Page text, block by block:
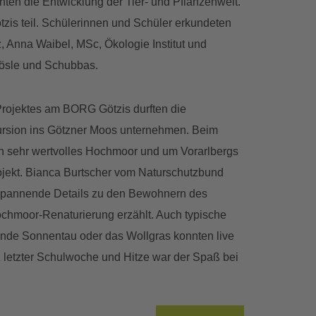
teil. Schülerinnen und Schüler erkundeten
Waibel, MSc, Ökologie Institut und
und Schubbas.
am BORG Götzis durften die
ins Götzner Moos unternehmen. Beim
sehr wertvolles Hochmoor und um Vorarlbergs
Bianca Burtscher vom Naturschutzbund
Details zu den Bewohnern des
Renaturierung erzählt. Auch typische
Sonnentau oder das Wollgras konnten live
Schulwoche und Hitze war der Spaß bei